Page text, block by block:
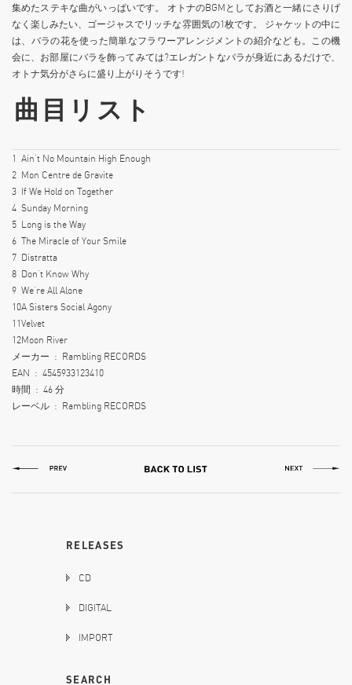
集めたステキな曲がいっぱいです。 オトナのBGMとしてお酒と一緒にさりげ
なく楽しみたい、ゴージャスでリッチな雰囲気の1枚です。 ジャケットの中に
は、バラの花を使った簡単なフラワーアレンジメントの紹介なども。この機
会に、お部屋にバラを飾ってみては?エレガントなバラが身近にあるだけで、
オトナ気分がさらに盛り上がりそうです!
曲目リスト
1 Ain’t No Mountain High Enough
2 Mon Centre de Gravite
3 If We Hold on Together
4 Sunday Morning
5 Long is the Way
6 The Miracle of Your Smile
7 Distratta
8 Don’t Know Why
9 We’re All Alone
10A Sisters Social Agony
11Velvet
12Moon River
メーカー ‏ : ‎ Rambling RECORDS
EAN ‏ : ‎ 4545933123410
時間 ‏ : ‎ 46 分
レーベル ‏ : ‎ Rambling RECORDS
RELEASES
CD
DIGITAL
IMPORT
SEARCH